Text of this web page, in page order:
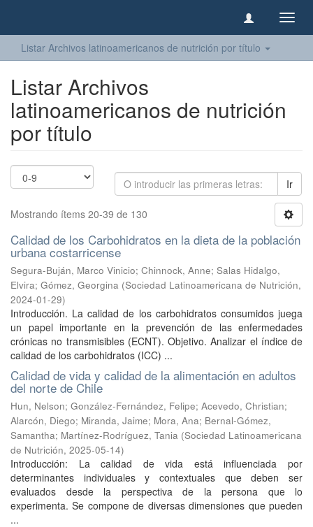
Listar Archivos latinoamericanos de nutrición por título
Listar Archivos
latinoamericanos de nutrición
por título
Ir
Mostrando ítems 20-39 de 130
Calidad de los Carbohidratos en la dieta de la población
urbana costarricense
Segura-Buján, Marco Vinicio; Chinnock, Anne; Salas Hidalgo,
Elvira; Gómez, Georgina (Sociedad Latinoamericana de Nutrición,
2024-01-29)
Introducción. La calidad de los carbohidratos consumidos juega
un papel importante en la prevención de las enfermedades
crónicas no transmisibles (ECNT). Objetivo. Analizar el índice de
calidad de los carbohidratos (ICC) ...
Calidad de vida y calidad de la alimentación en adultos
del norte de Chile
Hun, Nelson; González-Fernández, Felipe; Acevedo, Christian;
Alarcón, Diego; Miranda, Jaime; Mora, Ana; Bernal-Gómez,
Samantha; Martínez-Rodríguez, Tania (Sociedad Latinoamericana
de Nutrición, 2025-05-14)
Introducción: La calidad de vida está influenciada por
determinantes individuales y contextuales que deben ser
evaluados desde la perspectiva de la persona que lo
experimenta. Se compone de diversas dimensiones que pueden
...